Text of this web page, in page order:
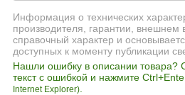
Информация о технических
производителя, гарантии, внешнем
справочный характер и
доступных к моменту публикации
Нашли ошибку в описании
текст с ошибкой и нажмите
Internet Explorer)